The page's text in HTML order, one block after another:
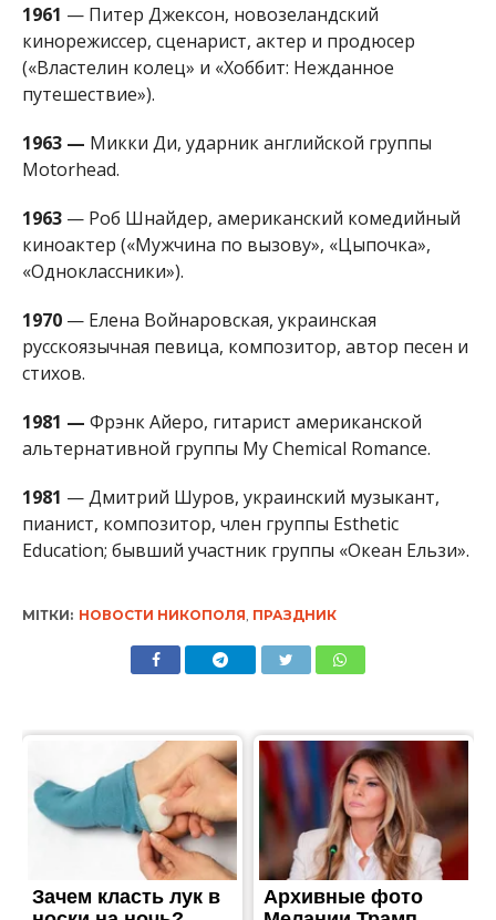
1961 — Питер Джексон, новозеландский
кинорежиссер, сценарист, актер и продюсер
(«Властелин колец» и «Хоббит: Нежданное
путешествие»).
1963 — Микки Ди, ударник английской группы
Motorhead.
1963— Роб Шнайдер, американский комедийный
киноактер («Мужчина по вызову», «Цыпочка»,
«Одноклассники»).
1970— Елена Войнаровская, украинская
русскоязычная певица, композитор, автор песен и
стихов.
1981 — Фрэнк Айеро, гитарист американской
альтернативной группы My Chemical Romance.
1981 — Дмитрий Шуров, украинский музыкант,
пианист, композитор, член группы Esthetic
Education; бывший участник группы «Океан Ельзи».
МІТКИ: НОВОСТИ НИКОПОЛЯ ПРАЗДНИК